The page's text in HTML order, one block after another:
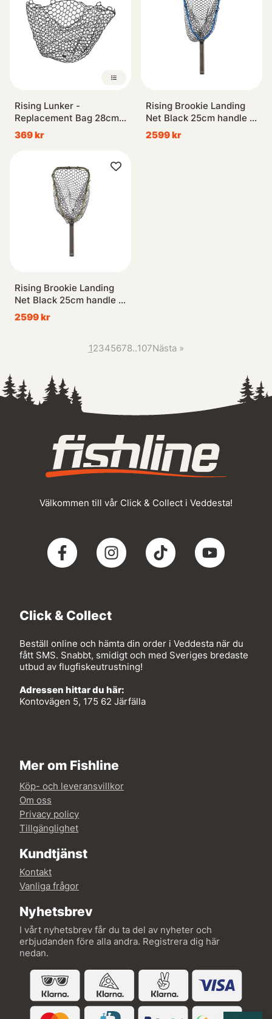
Rising Lunker -
Replacement Bag 28cm
deep
369 kr
Rising Brookie Landing
Net Black 25cm handle -
Cobalt
2599 kr
Rising Brookie Landing
Net Black 25cm handle -
Moss
2599 kr
12345678..107Nästa »
Välkommen till vår Click & Collect i Veddesta!
Click & Collect
Beställ online och hämta din order i Veddesta när du
fått SMS. Snabbt, smidigt och med Sveriges bredaste
utbud av flugfiskeutrustning!
Adressen hittar du här:
Kontovägen 5, 175 62 Järfälla
Mer om Fishline
Köp- och leveransvillkor
Om oss
Privacy policy
Tillgänglighet
Kundtjänst
Kontakt
Vanliga frågor
Nyhetsbrev
I vårt nyhetsbrev får du ta del av nyheter och
erbjudanden före alla andra. Registrera dig här
nedan.